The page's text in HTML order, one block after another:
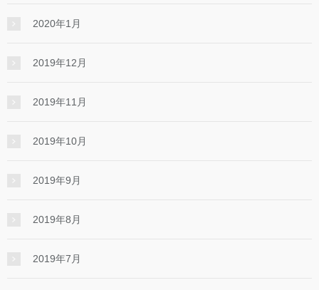
2020年1月
2019年12月
2019年11月
2019年10月
2019年9月
2019年8月
2019年7月